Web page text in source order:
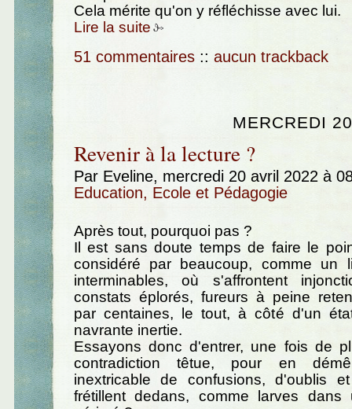
Cela mérite qu'on y réfléchisse avec lui.
Lire la suite
51 commentaires :: aucun trackback
MERCREDI
Revenir à la lecture ?
Par Eveline, mercredi 20 avril 2022 à
Education, Ecole et Pédagogie
Après tout, pourquoi pas ?
Il est sans doute temps de faire le
considéré par beaucoup, comme un
interminables, où s'affrontent
constats éplorés, fureurs à peine
par centaines, le tout, à côté d'un
navrante inertie.
Essayons donc d'entrer, une fois de
contradiction têtue, pour en
inextricable de confusions, d'oublis
frétillent dedans, comme larves dans